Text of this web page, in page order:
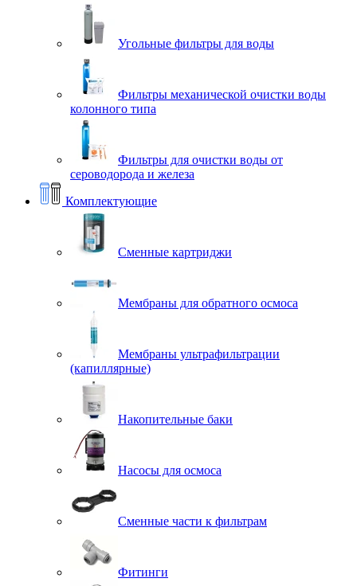
Угольные фильтры для воды
Фильтры механической очистки воды
колонного типа
Фильтры для очистки воды от
сероводорода и железа
Комплектующие
Сменные картриджи
Мембраны для обратного осмоса
Мембраны ультрафильтрации
(капиллярные)
Накопительные баки
Насосы для осмоса
Сменные части к фильтрам
Фитинги